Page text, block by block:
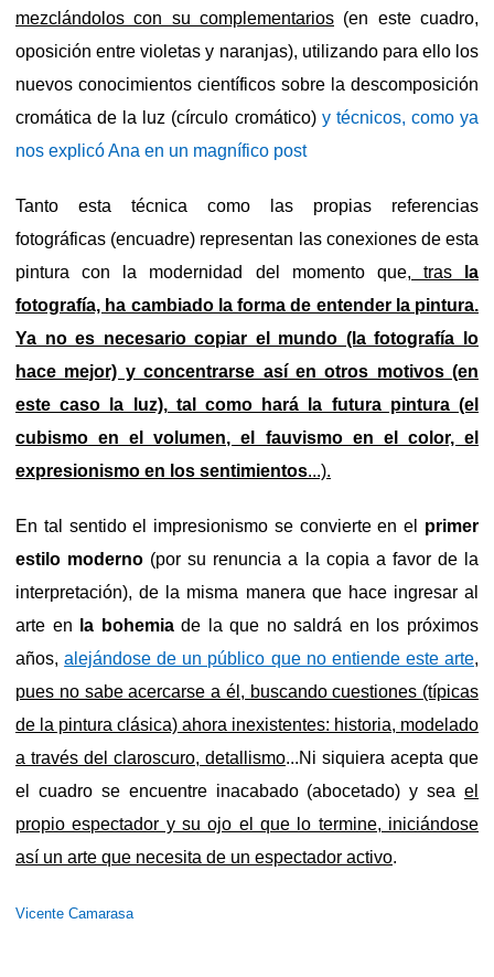
mezclándolos con su complementarios (en este cuadro,
oposición entre violetas y naranjas), utilizando para ello los
nuevos conocimientos científicos sobre la descomposición
cromática de la luz (círculo cromático) y técnicos, como ya
nos explicó Ana en un magnífico post
Tanto esta técnica como las propias referencias
fotográficas (encuadre) representan las conexiones de esta
pintura con la modernidad del momento que, tras
la
fotografía, ha cambiado la forma de entender la pintura.
Ya no es necesario copiar el mundo (la fotografía lo
hace mejor) y concentrarse así en otros motivos (en
este caso la luz), tal como hará la futura pintura (el
cubismo en el volumen, el fauvismo en el color, el
expresionismo en los sentimientos...).
En tal sentido el impresionismo se convierte en el primer
estilo moderno (por su renuncia a la copia a favor de la
interpretación), de la misma manera que hace ingresar al
arte en
la bohemiade la que no saldrá en los próximos
años,alejándose de un público que no entiende este arte,
pues no sabe acercarse a él, buscando cuestiones (típicas
de la pintura clásica) ahora inexistentes: historia, modelado
a través del claroscuro, detallismo...Ni siquiera acepta que
el cuadro se encuentre inacabado (abocetado) y sea el
propio espectador y su ojo el que lo termine, iniciándose
así un arte que necesita de un espectador activo.
Vicente Camarasa